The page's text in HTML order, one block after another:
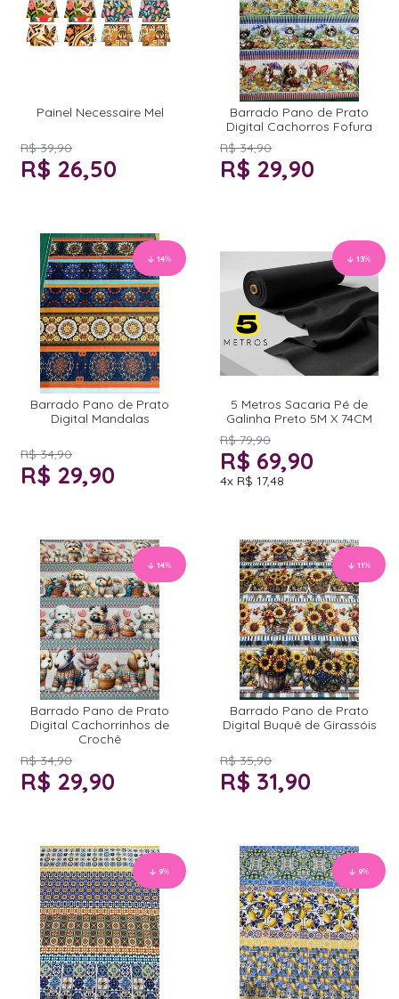
Painel Necessaire Mel
R$ 39,90
R$ 26,50
Barrado Pano de Prato
Digital Cachorros Fofura
R$ 34,90
R$ 29,90
14%
Barrado Pano de Prato
Digital Mandalas
R$ 34,90
R$ 29,90
13%
5 Metros Sacaria Pé de
Galinha Preto 5M X 74CM
R$ 79,90
R$ 69,90
4x R$ 17,48
14%
Barrado Pano de Prato
Digital Cachorrinhos de
Crochê
R$ 34,90
R$ 29,90
11%
Barrado Pano de Prato
Digital Buquê de Girassóis
R$ 35,90
R$ 31,90
9% 9%